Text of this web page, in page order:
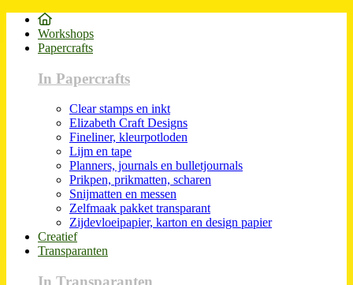
Workshops
Papercrafts
In Papercrafts
Clear stamps en inkt
Elizabeth Craft Designs
Fineliner, kleurpotloden
Lijm en tape
Planners, journals en bulletjournals
Prikpen, prikmatten, scharen
Snijmatten en messen
Zelfmaak pakket transparant
Zijdevloeipapier, karton en design papier
Creatief
Transparanten
In Transparanten